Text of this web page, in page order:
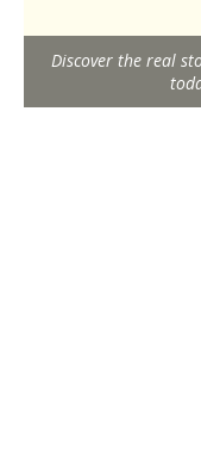
Discover the real